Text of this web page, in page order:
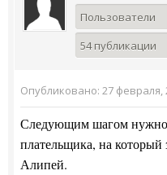
Пользователи
54 публикации
Опубликовано: 27 февраля,
Следующим шагом нужно
плательщика, на который
Алипей.